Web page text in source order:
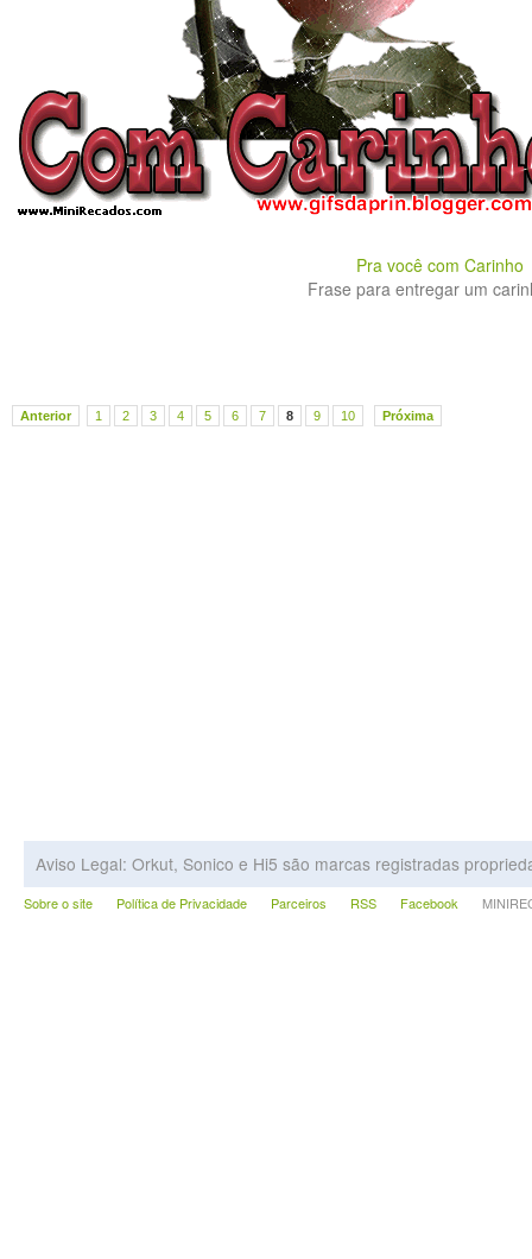
Pra você com Carinho
Frase para entregar um
Anterior 1 2 3 4 5 6 7 8 9 10 Próxima
Aviso Legal: Orkut, Sonico e Hi5 são marcas registradas
Sobre o site Política de Privacidade Parceiros RSS Facebook